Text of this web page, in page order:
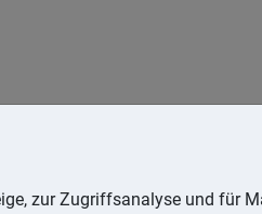
zur Zugriffsanalyse und für